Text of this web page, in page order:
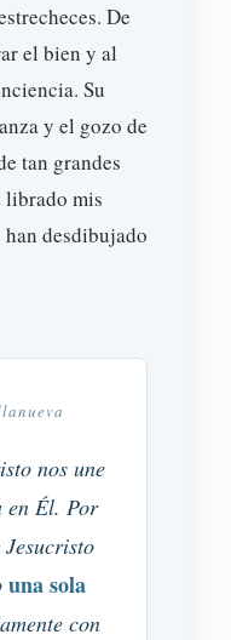
De
el bien y al
Su
y el gozo de
tan grandes
librado mis
desdibujado
nos une
en Él. Por
una sola
con